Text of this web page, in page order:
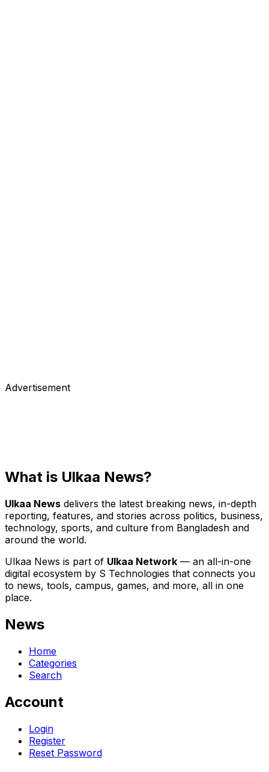
Advertisement
What is Ulkaa News?
Ulkaa News delivers the latest breaking news, in-depth
reporting, features, and stories across politics, business,
technology, sports, and culture from Bangladesh and
around the world.
Ulkaa News is part of Ulkaa Network — an all-in-one
digital ecosystem by S Technologies that connects you
to news, tools, campus, games, and more, all in one
place.
News
Home
Categories
Search
Account
Login
Register
Reset Password